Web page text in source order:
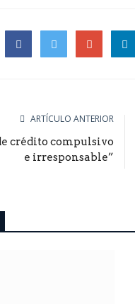
ARTÍCULO ANTERIOR
crédito compulsivo
e irresponsable”